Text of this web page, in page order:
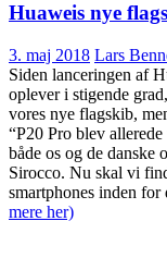
Huaweis nye
3. maj 2018 Lars
Siden lanceringen af
oplever i stigende
vores nye flagskib,
“P20 Pro blev
både os og de danske
Sirocco. Nu skal vi
smartphones inden
mere her)